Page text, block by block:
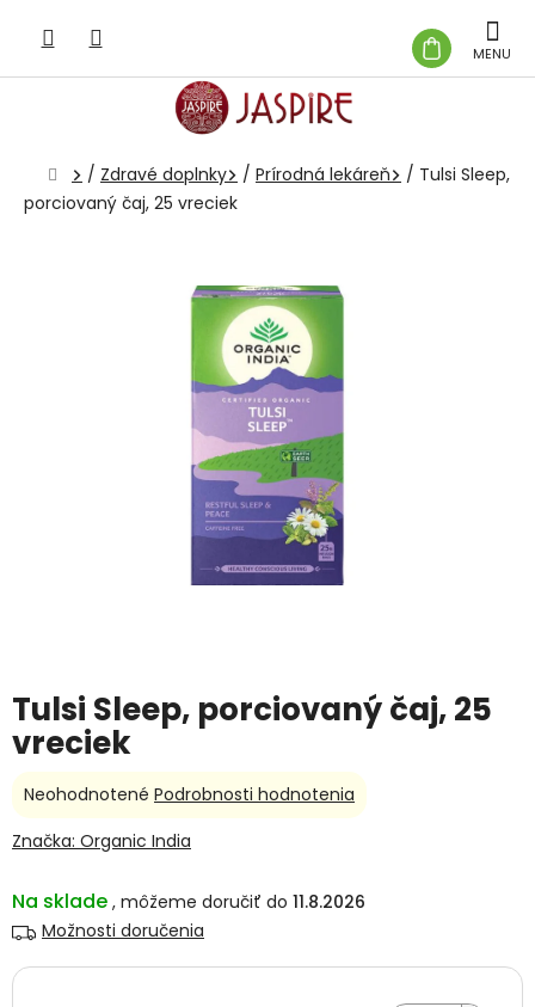
obsah
KOŠÍK
Domov
/ Zdravé doplnky / Prírodná lekáreň / Tulsi Sleep,
porciovaný čaj, 25 vreciek
Tulsi Sleep, porciovaný čaj, 25
vreciek
Na sklade
11.8.2026
Možnosti doručenia
Priemerné
produktu
z
5
Neohodnotené Podrobnosti hodnotenia
Značka: Organic India